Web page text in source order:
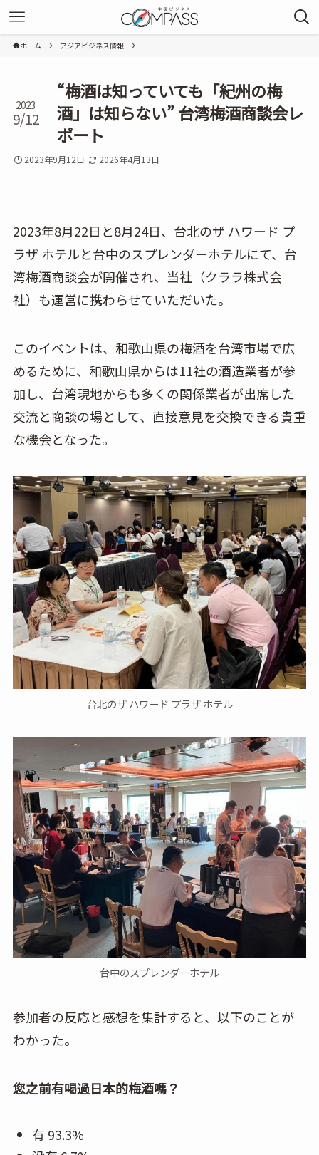
ホーム アジアビジネス情報
“梅酒は知っていても「紀州の梅
酒」は知らない” 台湾梅酒商談会レ
ポート
2023
9/12
2023年9月12日 2026年4月13日
2023年8月22日と8月24日、台北のザ ハワード プ
ラザ ホテルと台中のスプレンダーホテルにて、台
湾梅酒商談会が開催され、当社（クララ株式会
社）も運営に携わらせていただいた。
このイベントは、和歌山県の梅酒を台湾市場で広
めるために、和歌山県からは11社の酒造業者が参
加し、台湾現地からも多くの関係業者が出席した
交流と商談の場として、直接意見を交換できる貴重
な機会となった。
台北のザ ハワード プラザ ホテル
台中のスプレンダーホテル
参加者の反応と感想を集計すると、以下のことが
わかった。
您之前有喝過日本的梅酒嗎？
有 93.3%